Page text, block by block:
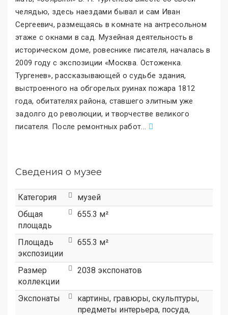
челядью, здесь наездами бывал и сам Иван
Сергеевич, размещаясь в комнате на антресольном
этаже с окнами в сад. Музейная деятельность в
историческом доме, ровеснике писателя, началась в
2009 году с экспозиции «Москва. Остоженка.
Тургенев», рассказывающей о судьбе здания,
выстроенного на обгорелых руинах пожара 1812
года, обитателях района, ставшего элитным уже
задолго до революции, и творчестве великого
писателя. После ремонтных работ...
Сведения о музее
Категория
музей
Общая
площадь
655.3 м²
Площадь
экспозиции
655.3 м²
Размер
коллекции
2038 экспонатов
Экспонаты
картины, гравюры, скульптуры,
предметы интерьера, посуда,